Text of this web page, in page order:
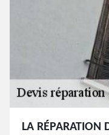
LA RÉPARATION